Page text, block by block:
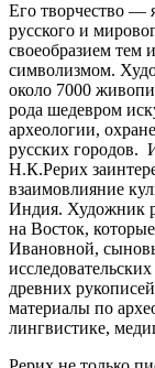
Его творчество —
русского и
своеобразием тем
символизмом.
около 7000
рода шедевром
археологии,
русских городов.
Н.К.Рерих
взаимовлияние
Индия. Художник
на Восток,
Ивановной,
древних
материалы по
лингвистике,